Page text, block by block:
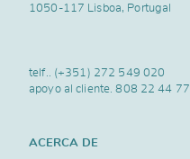
1050-117 Lisboa, Portugal
telf.. (+351) 272 549 020
apoyo al cliente.808 22 44 77
ACERCA DE